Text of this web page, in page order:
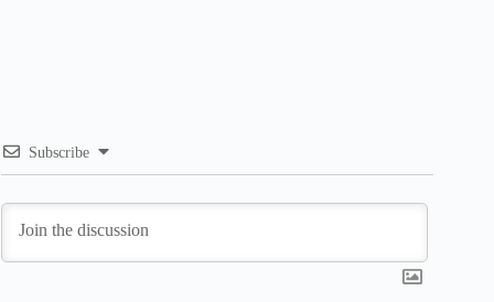
Subscribe